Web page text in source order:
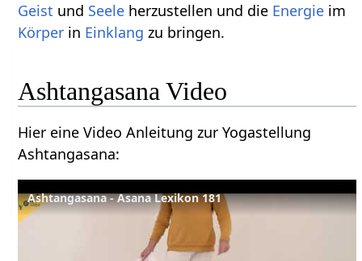
Geist und Seele herzustellen und die Energie im
Körper in Einklang zu bringen.
Ashtangasana Video
Hier eine Video Anleitung zur Yogastellung
Ashtangasana:
Ashtangasana - Asana Lexikon 181